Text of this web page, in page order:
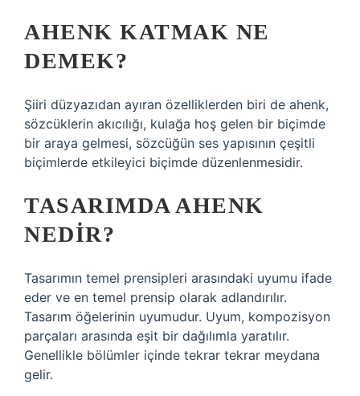
AHENK KATMAK NE
DEMEK?
Şiiri düzyazıdan ayıran özelliklerden biri de ahenk,
sözcüklerin akıcılığı, kulağa hoş gelen bir biçimde
bir araya gelmesi, sözcüğün ses yapısının çeşitli
biçimlerde etkileyici biçimde düzenlenmesidir.
TASARIMDA AHENK
NEDIR?
Tasarımın temel prensipleri arasındaki uyumu ifade
eder ve en temel prensip olarak adlandırılır.
Tasarım öğelerinin uyumudur. Uyum, kompozisyon
parçaları arasında eşit bir dağılımla yaratılır.
Genellikle bölümler içinde tekrar tekrar meydana
gelir.